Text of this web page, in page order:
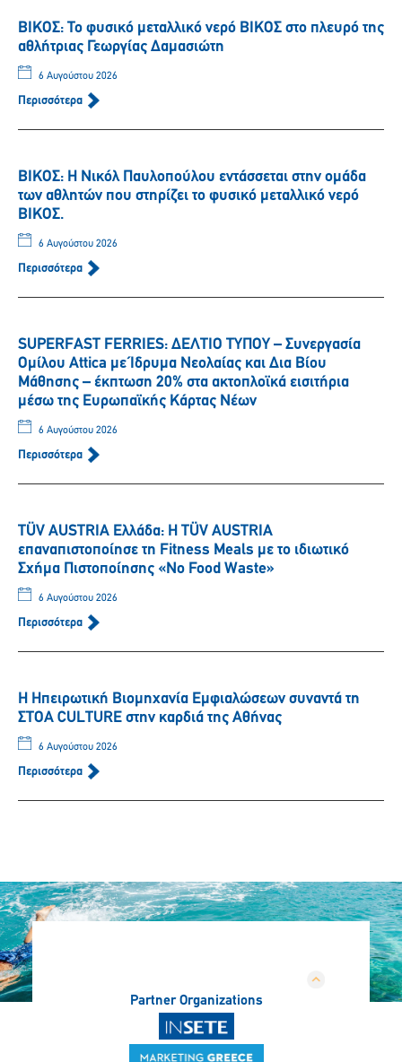
ΒΙΚΟΣ: Το φυσικό μεταλλικό νερό ΒΙΚΟΣ στο πλευρό της
αθλήτριας Γεωργίας Δαμασιώτη
6 Αυγούστου 2026
Περισσότερα
ΒΙΚΟΣ: Η Νικόλ Παυλοπούλου εντάσσεται στην ομάδα
των αθλητών που στηρίζει το φυσικό μεταλλικό νερό
ΒΙΚΟΣ.
6 Αυγούστου 2026
Περισσότερα
SUPERFAST FERRIES: ΔΕΛΤΙΟ ΤΥΠΟΥ – Συνεργασία
Ομίλου Attica με Ίδρυμα Νεολαίας και Δια Βίου
Μάθησης – έκπτωση 20% στα ακτοπλοϊκά εισιτήρια
μέσω της Ευρωπαϊκής Κάρτας Νέων
6 Αυγούστου 2026
Περισσότερα
TÜV AUSTRIA Ελλάδα: Η TÜV AUSTRIA
επαναπιστοποίησε τη Fitness Meals με το ιδιωτικό
Σχήμα Πιστοποίησης «No Food Waste»
6 Αυγούστου 2026
Περισσότερα
Η Ηπειρωτική Βιομηχανία Εμφιαλώσεων συναντά τη
ΣΤΟΑ CULTURE στην καρδιά της Αθήνας
6 Αυγούστου 2026
Περισσότερα
Partner Organizations